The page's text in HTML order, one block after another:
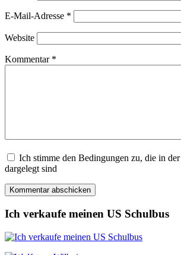
E-Mail-Adresse *
Website
Kommentar *
Ich stimme den Bedingungen zu, die in der
dargelegt sind
Ich verkaufe meinen US Schulbus